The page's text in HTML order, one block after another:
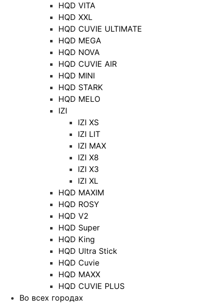
HQD VITA
HQD XXL
HQD CUVIE ULTIMATE
HQD MEGA
HQD NOVA
HQD CUVIE AIR
HQD MINI
HQD STARK
HQD MELO
IZI
IZI XS
IZI LIT
IZI MAX
IZI X8
IZI X3
IZI XL
HQD MAXIM
HQD ROSY
HQD V2
HQD Super
HQD King
HQD Ultra Stick
HQD Cuvie
HQD MAXX
HQD CUVIE PLUS
Во всех городах